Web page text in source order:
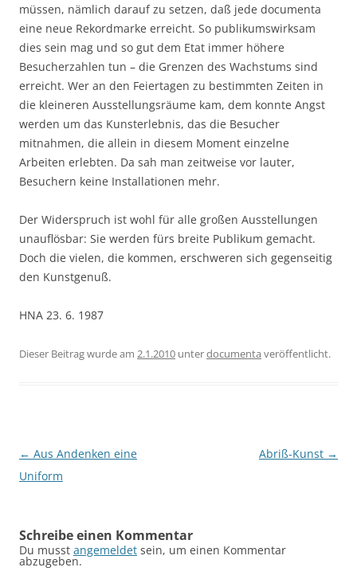
müssen, nämlich darauf zu setzen, daß jede documenta
eine neue Rekordmarke erreicht. So publikumswirksam
dies sein mag und so gut dem Etat immer höhere
Besucherzahlen tun – die Grenzen des Wachstums sind
erreicht. Wer an den Feiertagen zu bestimmten Zeiten in
die kleineren Ausstellungsräume kam, dem konnte Angst
werden um das Kunsterlebnis, das die Besucher
mitnahmen, die allein in diesem Moment einzelne
Arbeiten erlebten. Da sah man zeitweise vor lauter,
Besuchern keine Installationen mehr.
Der Widerspruch ist wohl für alle großen Ausstellungen
unauflösbar: Sie werden fürs breite Publikum gemacht.
Doch die vielen, die kommen, erschweren sich gegenseitig
den Kunstgenuß.
HNA 23. 6. 1987
Dieser Beitrag wurde am 2.1.2010 unterdocumenta veröffentlicht.
Beitragsnavigation
← Aus Andenken eine
Uniform
Abriß-Kunst →
Schreibe einen Kommentar
Du musst angemeldet sein, um einen Kommentar
abzugeben.